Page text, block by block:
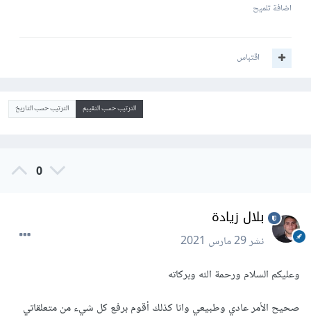
اضافة تلميح
اقتباس
الترتيب حسب التقييم الترتيب حسب التاريخ
0
بلال زيادة
نشر29 مارس 2021
وعليكم السلام ورحمة الله وبركاته
صحيح الأمر عادي وطبيعي وانا كذلك أقوم برفع كل شيء من متعلقاتي